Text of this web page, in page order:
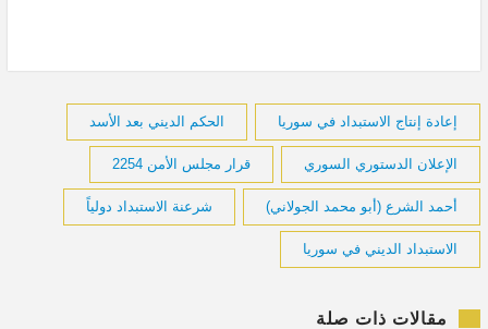
إعادة إنتاج الاستبداد في سوريا الحكم الديني بعد الأسد
الإعلان الدستوري السوري قرار مجلس الأمن 2254
أحمد الشرع (أبو محمد الجولاني) شرعنة الاستبداد دولياً
الاستبداد الديني في سوريا
مقالات ذات صلة